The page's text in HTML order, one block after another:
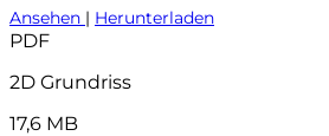
Ansehen | Herunterladen
PDF
2D Grundriss
17,6 MB